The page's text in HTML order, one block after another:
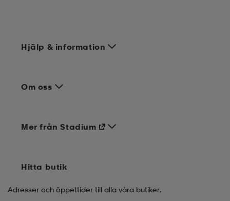
Hjälp & information
Om oss
Mer från Stadium
Hitta butik
Adresser och öppettider till alla våra butiker.